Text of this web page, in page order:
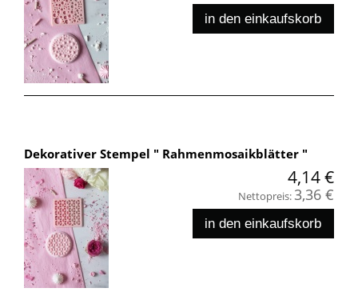
in den einkaufskorb
Dekorativer Stempel " Rahmenmosaikblätter "
4,14 €
Nettopreis:3,36 €
in den einkaufskorb